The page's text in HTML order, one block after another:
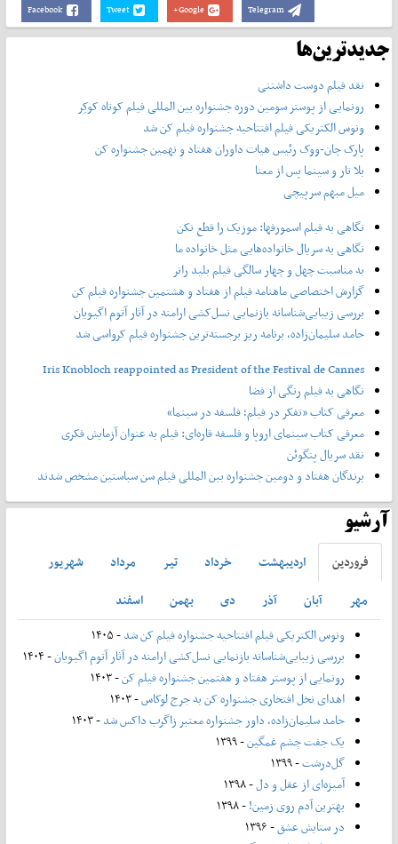
Facebook Tweet Google+ Telegram
جدیدترین‌ها
نقد فیلم دوست داشتنی
رونمایی از پوستر‌ سومین دوره جشنواره بین المللی فیلم کوتاه کوکِر
ونوس الکتریکی فیلم افتتاحیه جشنواره فیلم کن شد
پارک چان-ووک رئیس هیات داوران هفتاد و نهمین جشنواره کن
بلا تار و سینما پس از معنا
میل مبهم سرپیچی
نگاهی به فیلم اسمورفها: موزیک را قطع نکن
نگاهی به سریال خانواده‌هایی مثل خانواده ما
به مناسبت چهل و چهار سالگی فیلم بلید رانر
گزارش اختصاصی ماهنامه فیلم از هفتاد و هشتمین جشنواره فیلم کن
بررسی زیبایی‌شناسانه بازنمایی نسل‌کشی ارامنه در آثار آتوم اگیویان
حامد سلیمان‌زاده، برنامه ریز برجسته‌ترین جشنواره فیلم کرواسی شد
Iris Knobloch reappointed as President of the Festival de Cannes
نگاهی به فیلم رنگی از فضا
معرفی کتاب «تفکر در فیلم؛ فلسفه در سینما»
معرفی کتاب سینمای اروپا و فلسفه قاره‌ای: فیلم به عنوان آزمایش فکری
نقد سریال پنگوئن
برندگان هفتاد و دومین جشنواره بین المللی فیلم سن سباستین مشخص شدند
آرشیو
فروردين ارديبهشت خرداد تير مرداد
شهريور
مهر
آبان آذر دی بهمن
اسفند
ونوس الکتریکی فیلم افتتاحیه جشنواره فیلم کن شد- ۱۴۰۵
بررسی زیبایی‌شناسانه بازنمایی نسل‌کشی ارامنه در آثار آتوم اگیویان- ۱۴۰۴
رونمایی از پوستر هفتاد و هفتمین جشنواره فیلم کن- ۱۴۰۳
اهدای نخل افتخاری جشنواره کن به جرج لوکاس- ۱۴۰۳
حامد سلیمان‌زاده، داور جشنواره معتبر زاگرب داکس شد- ۱۴۰۳
یک جفت چشم غمگین- ۱۳۹۹
گل‌درشت- ۱۳۹۹
آمیزه‌ای از عقل و دل- ۱۳۹۸
بهترین آدم روی زمین!- ۱۳۹۸
در ستایش عشق- ۱۳۹۶